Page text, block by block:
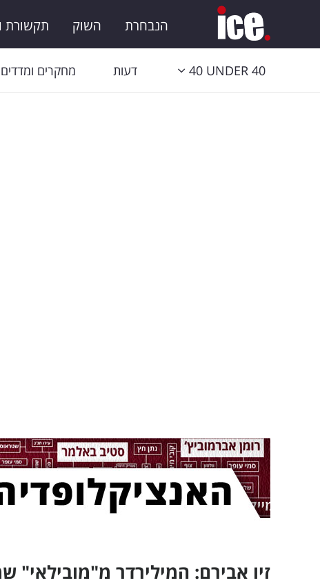
הנבחרת השוק תקשורת
40 UNDER 40 דעות מחקרים ומדדים
זיו אבירם: המילירדר